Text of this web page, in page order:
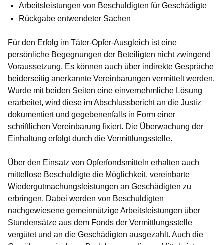
Arbeitsleistungen von Beschuldigten für Geschädigte
Rückgabe entwendeter Sachen
Für den Erfolg im Täter-Opfer-Ausgleich ist eine
persönliche Begegnungen der Beteiligten nicht zwingend
Voraussetzung. Es können auch über indirekte Gespräche
beiderseitig anerkannte Vereinbarungen vermittelt werden.
Wurde mit beiden Seiten eine einvernehmliche Lösung
erarbeitet, wird diese im Abschlussbericht an die Justiz
dokumentiert und gegebenenfalls in Form einer
schriftlichen Vereinbarung fixiert. Die Überwachung der
Einhaltung erfolgt durch die Vermittlungsstelle.
Über den Einsatz von Opferfondsmitteln erhalten auch
mittellose Beschuldigte die Möglichkeit, vereinbarte
Wiedergutmachungsleistungen an Geschädigten zu
erbringen. Dabei werden von Beschuldigten
nachgewiesene gemeinnützige Arbeitsleistungen über
Stundensätze aus dem Fonds der Vermittlungsstelle
vergütet und an die Geschädigten ausgezahlt. Auch die